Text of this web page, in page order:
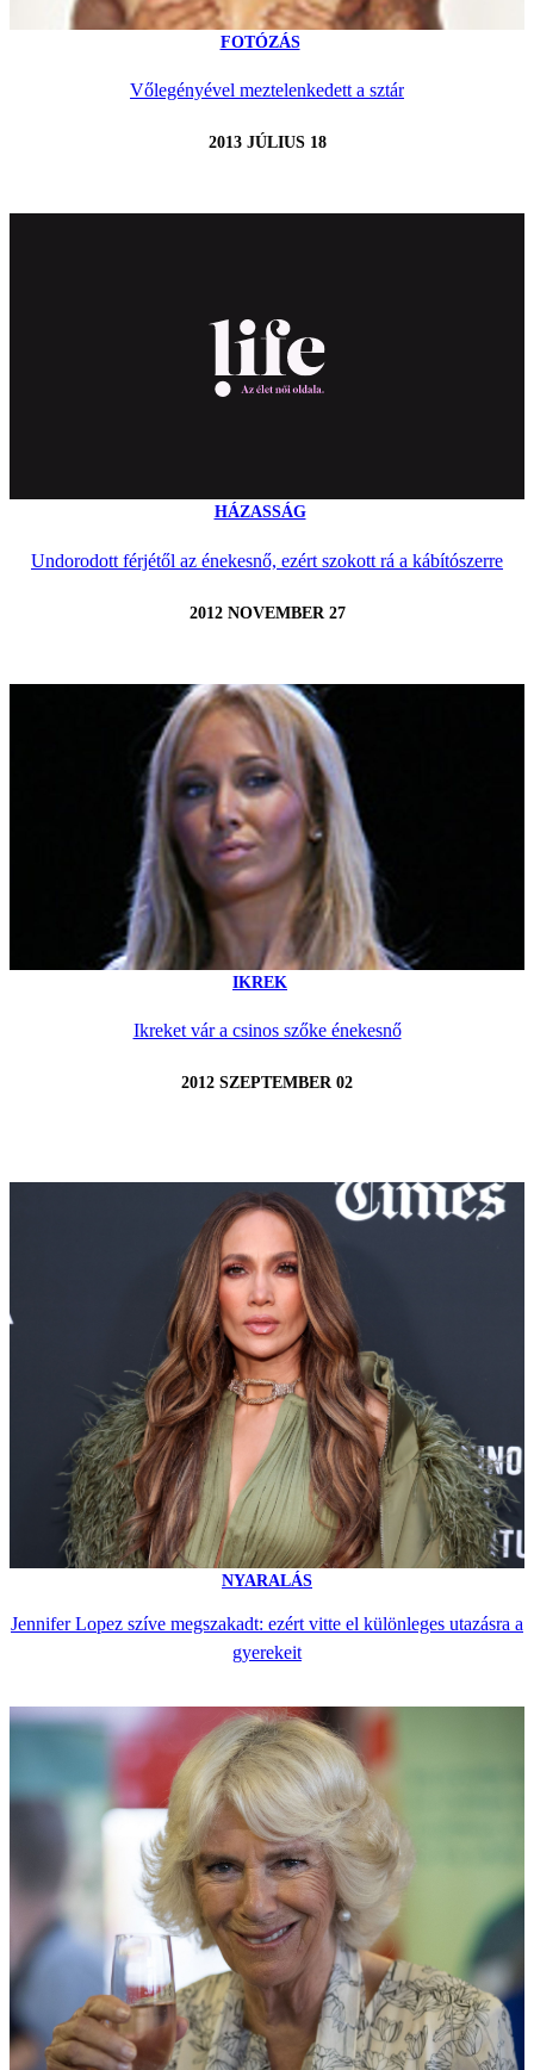
FOTÓZÁS
Vőlegényével meztelenkedett a sztár
2013 JÚLIUS 18
HÁZASSÁG
Undorodott férjétől az énekesnő, ezért szokott rá a kábítószerre
2012 NOVEMBER 27
IKREK
Ikreket vár a csinos szőke énekesnő
2012 SZEPTEMBER 02
NYARALÁS
Jennifer Lopez szíve megszakadt: ezért vitte el különleges utazásra a
gyerekeit